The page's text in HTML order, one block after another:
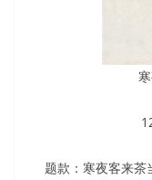
题款：寒夜客来茶